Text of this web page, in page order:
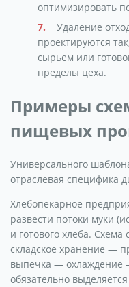
оптимизировать
Удаление
проектируются
сырьем или
пределы цеха.
Примеры
пищевых
Универсального
отраслевая специфика
Хлебопекарное
развести потоки муки
и готового хлеба.
складское хранение —
выпечка — охлаждение
обязательно